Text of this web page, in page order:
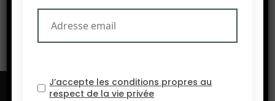
L’USDA investira 500 M$ pour produire plus d’engrais.
J’accepte les conditions propres au
respect de la vie privée